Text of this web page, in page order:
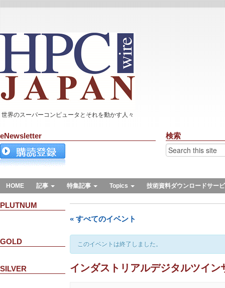
世界のスーパーコンピュータとそれを動かす人々
eNewsletter 検索
HOME 記事 特集記事 Topics 技術資料ダウンロードサー
PLUTNUM
GOLD
SILVER
« すべてのイベント
このイベントは終了しました。
インダストリアルデジタルツイン